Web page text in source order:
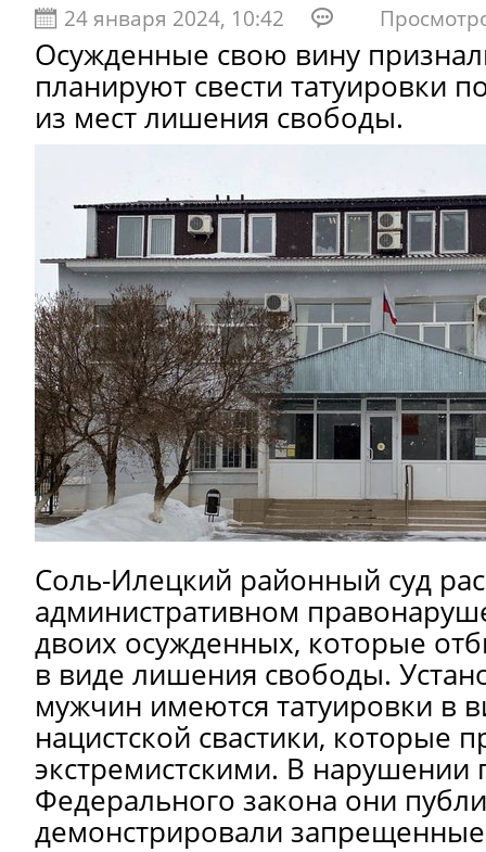
24 января 2024, 10:42
Осужденные свою вину
планируют свести татуировки
из мест лишения свободы.
Соль-Илецкий районный суд
административном
двоих осужденных, которые
в виде лишения свободы.
мужчин имеются татуировки в
нацистской свастики, которые
экстремистскими. В
Федерального закона они
демонстрировали запрещенные